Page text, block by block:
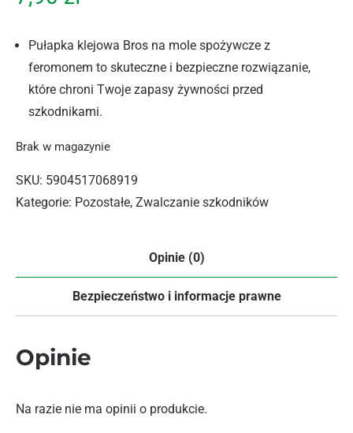
Pułapka klejowa Bros na mole spożywcze z
feromonem to skuteczne i bezpieczne rozwiązanie,
które chroni Twoje zapasy żywności przed
szkodnikami.
Brak w magazynie
SKU: 5904517068919
Kategorie: Pozostałe, Zwalczanie szkodników
Opinie (0)
Bezpieczeństwo i informacje prawne
Opinie
Na razie nie ma opinii o produkcie.